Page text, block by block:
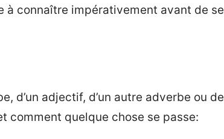
à connaître impérativement avant de se
d’un adjectif, d’un autre adverbe ou de
comment quelque chose se passe: